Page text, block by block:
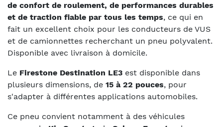
de confort de roulement, de performances durables
et de traction fiable par tous les temps, ce qui en
fait un excellent choix pour les conducteurs de VUS
et de camionnettes recherchant un pneu polyvalent.
Disponible avec livraison à domicile.
Le Firestone Destination LE3 est disponible dans
plusieurs dimensions, de 15 à 22 pouces, pour
s'adapter à différentes applications automobiles.
Ce pneu convient notamment à des véhicules